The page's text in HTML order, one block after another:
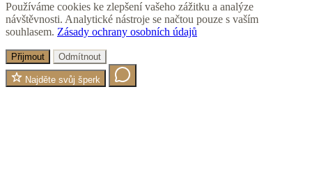
Používáme cookies ke zlepšení vašeho zážitku a analýze
návštěvnosti. Analytické nástroje se načtou pouze s vaším
souhlasem. Zásady ochrany osobních údajů
Přijmout Odmítnout
Najděte svůj šperk